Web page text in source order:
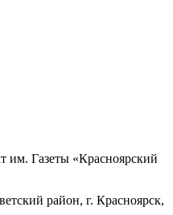
им. Газеты «Красноярский
район, г. Красноярск,